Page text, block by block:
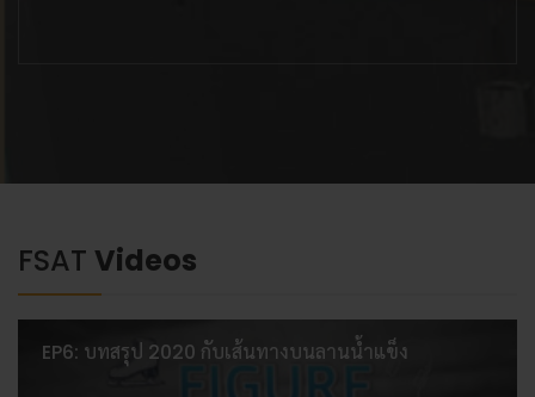
FSAT Videos
EP6: บทสรุป 2020 กับเส้นทางบนลานน้ำแข็ง